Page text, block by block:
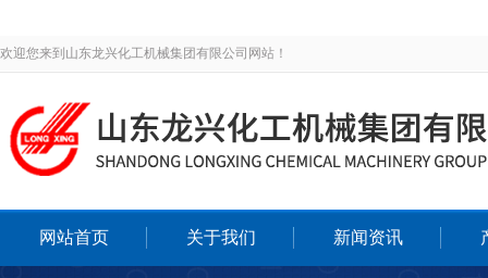
欢迎您来到山东龙兴化工机械集团有限公司网站！
网站首页 关于我们 新闻资讯